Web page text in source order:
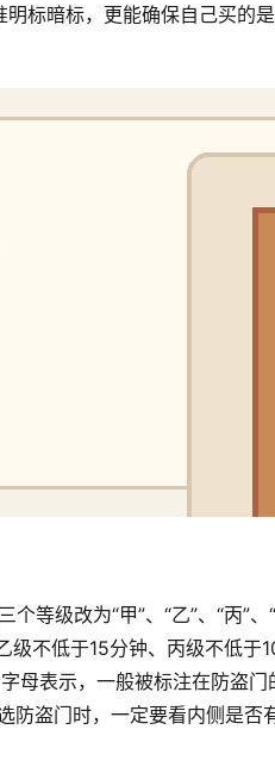
标暗标，更能确保自己买的
等级改为“甲”、“乙”、“丙”
不低于15分钟、丙级不低于
字母表示，一般被标注在防盗
防盗门时，一定要看内侧是否